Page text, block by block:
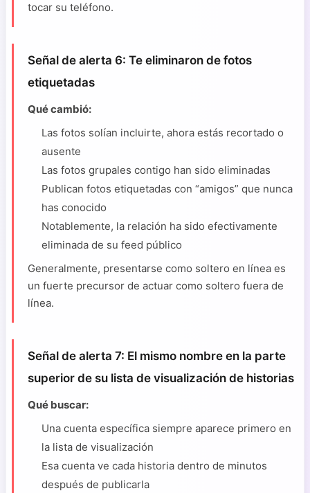
tocar su teléfono.
Señal de alerta 6: Te eliminaron de fotos
etiquetadas
Qué cambió:
Las fotos solían incluirte, ahora estás recortado o
ausente
Las fotos grupales contigo han sido eliminadas
Publican fotos etiquetadas con “amigos” que nunca
has conocido
Notablemente, la relación ha sido efectivamente
eliminada de su feed público
Generalmente, presentarse como soltero en línea es
un fuerte precursor de actuar como soltero fuera de
línea.
Señal de alerta 7: El mismo nombre en la parte
superior de su lista de visualización de historias
Qué buscar:
Una cuenta específica siempre aparece primero en
la lista de visualización
Esa cuenta ve cada historia dentro de minutos
después de publicarla